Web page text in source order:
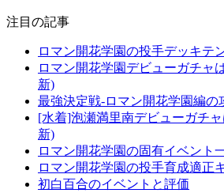
注目の記事
ロマン開花学園の投手デッキテ
ロマン開花学園デビューガチャ
新)
最強決定戦-ロマン開花学園編の
[水着]泡瀬満里南デビューガチ
新)
ロマン開花学園の固有イベント
ロマン開花学園の投手育成適正
初白百合のイベントと評価